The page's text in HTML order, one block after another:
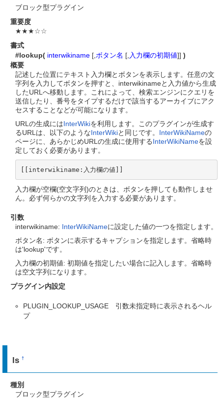
ブロック型プラグイン
重要度
★★★☆☆
書式
#lookup( interwikiname [,ボタン名 [,入力欄の初期値]] )
概要
記述した位置にテキスト入力欄とボタンを表示します。任意の文
字列を入力してボタンを押すと、interwikinameと入力値から生成
したURLへ移動します。これによって、検索エンジンにクエリを
送信したり、番号をタイプするだけで該当するアーカイブにアク
セスすることなどが可能になります。
URLの生成にはInterWikiを利用します。このプラグインが生成す
るURLは、以下のようなInterWikiと同じです。 InterWikiNameの
ページに、あらかじめURLの生成に使用するInterWikiNameを設
定しておく必要があります。
[[interwikiname:入力欄の値]]
入力欄が空欄(空文字列)のときは、ボタンを押しても動作しませ
ん。必ず何らかの文字列を入力する必要があります。
引数
interwikiname: InterWikiNameに設定した値の一つを指定します。
ボタン名: ボタンに表示するキャプションを指定します。省略時
は'lookup'です。
入力欄の初期値: 初期値を指定したい場合に記入します。省略時
は空文字列になります。
プラグイン内設定
PLUGIN_LOOKUP_USAGE 引数未指定時に表示されるヘル
プ
ls†
種別
ブロック型プラグイン